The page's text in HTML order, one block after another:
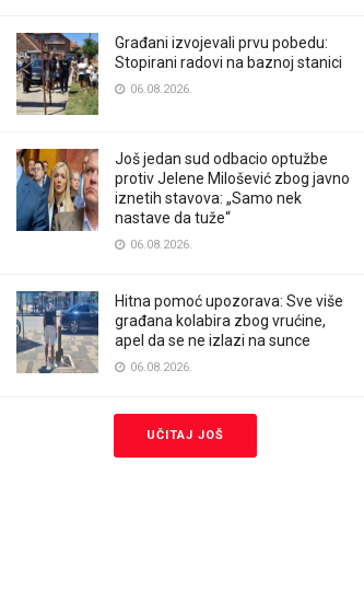
Građani izvojevali prvu pobedu:
Stopirani radovi na baznoj stanici
06.08.2026.
Još jedan sud odbacio optužbe
protiv Jelene Milošević zbog javno
iznetih stavova: „Samo nek
nastave da tuže“
06.08.2026.
Hitna pomoć upozorava: Sve više
građana kolabira zbog vrućine,
apel da se ne izlazi na sunce
06.08.2026.
UČITAJ JOŠ